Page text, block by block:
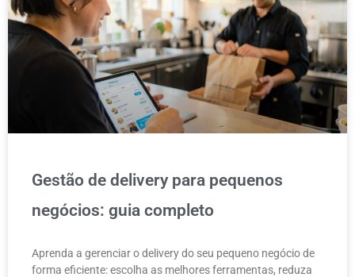
Gestão de delivery para pequenos
negócios: guia completo
Aprenda a gerenciar o delivery do seu pequeno negócio de
forma eficiente: escolha as melhores ferramentas, reduza